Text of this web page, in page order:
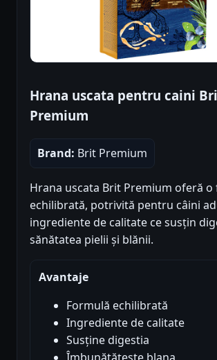
Hrana uscata pentru caini
Premium
Brand: Brit Premium
Hrana uscata Brit Premium oferă
echilibrată, potrivită pentru câini
ingrediente de calitate ce susțin
sănătatea pielii și blănii.
Avantaje
Formulă echilibrată
Ingrediente de calitate
Susține digestia